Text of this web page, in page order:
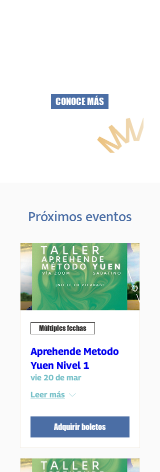
CONOCE MÁS
Próximos eventos
Múltiples fechas
Aprehende Metodo
Yuen Nivel 1
vie 20 de mar
Leer más
Adquirir boletos